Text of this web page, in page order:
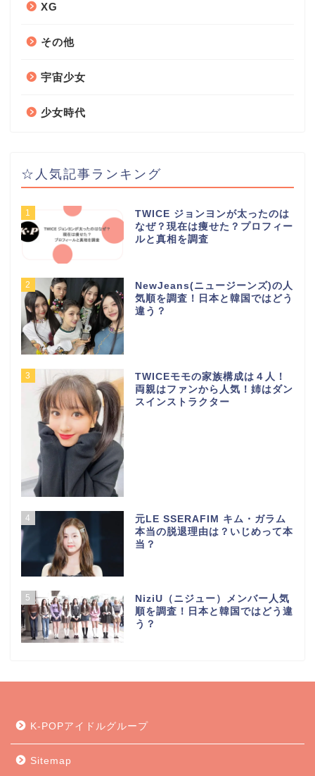
XG
その他
宇宙少女
少女時代
☆人気記事ランキング
1
TWICE ジョンヨンが太ったのは
なぜ？現在は痩せた？プロフィー
ルと真相を調査
2
NewJeans(ニュージーンズ)の人
気順を調査！日本と韓国ではどう
違う？
3
TWICEモモの家族構成は４人！
両親はファンから人気！姉はダン
スインストラクター
4
元LE SSERAFIM キム・ガラム
本当の脱退理由は？いじめって本
当？
5
NiziU（ニジュー）メンバー人気
順を調査！日本と韓国ではどう違
う？
K-POPアイドルグループ
Sitemap